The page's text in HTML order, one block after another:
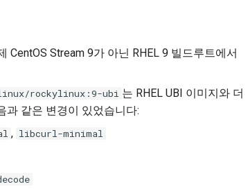
CentOS Stream 9가 아닌 RHEL 9 빌드루트에서
rockylinux:9-ubi 는 RHEL UBI 이미지와 더
과 같은 변경이 있었습니다:
, libcurl-minimal